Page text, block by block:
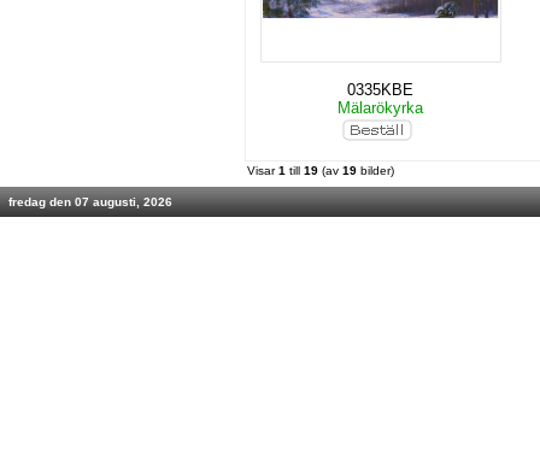
0335KBE
Mälarökyrka
Visar1 till 19 (av 19 bilder)
fredag den 07 augusti, 2026